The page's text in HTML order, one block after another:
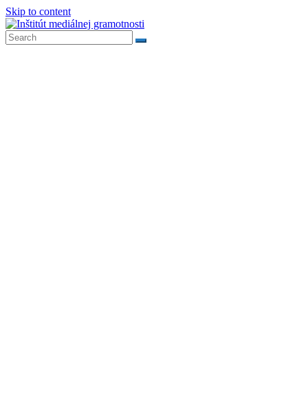
Skip to content